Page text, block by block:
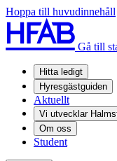
Hoppa till huvudinnehåll
Gå till
Hitta ledigt
Hyresgästguiden
Aktuellt
Vi utvecklar
Om oss
Student